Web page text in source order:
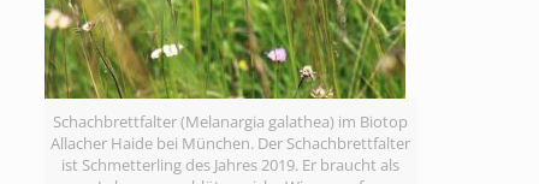
Schachbrettfalter (Melanargia galathea) im Biotop
Allacher Haide bei München. Der Schachbrettfalter
ist Schmetterling des Jahres 2019. Er braucht als